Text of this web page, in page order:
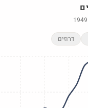
1949
דרוזים